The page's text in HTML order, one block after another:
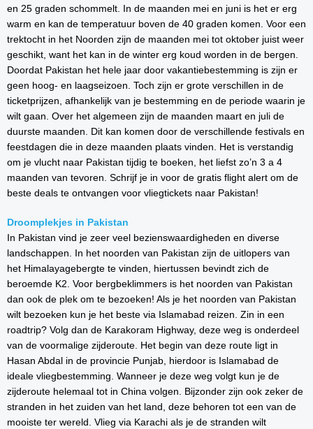
en 25 graden schommelt. In de maanden mei en juni is het er erg
warm en kan de temperatuur boven de 40 graden komen. Voor een
trektocht in het Noorden zijn de maanden mei tot oktober juist weer
geschikt, want het kan in de winter erg koud worden in de bergen.
Doordat Pakistan het hele jaar door vakantiebestemming is zijn er
geen hoog- en laagseizoen. Toch zijn er grote verschillen in de
ticketprijzen, afhankelijk van je bestemming en de periode waarin je
wilt gaan. Over het algemeen zijn de maanden maart en juli de
duurste maanden. Dit kan komen door de verschillende festivals en
feestdagen die in deze maanden plaats vinden. Het is verstandig
om je vlucht naar Pakistan tijdig te boeken, het liefst zo’n 3 a 4
maanden van tevoren. Schrijf je in voor de gratis flight alert om de
beste deals te ontvangen voor vliegtickets naar Pakistan!
Droomplekjes in Pakistan
In Pakistan vind je zeer veel bezienswaardigheden en diverse
landschappen. In het noorden van Pakistan zijn de uitlopers van
het Himalayagebergte te vinden, hiertussen bevindt zich de
beroemde K2. Voor bergbeklimmers is het noorden van Pakistan
dan ook de plek om te bezoeken! Als je het noorden van Pakistan
wilt bezoeken kun je het beste via Islamabad reizen. Zin in een
roadtrip? Volg dan de Karakoram Highway, deze weg is onderdeel
van de voormalige zijderoute. Het begin van deze route ligt in
Hasan Abdal in de provincie Punjab, hierdoor is Islamabad de
ideale vliegbestemming. Wanneer je deze weg volgt kun je de
zijderoute helemaal tot in China volgen. Bijzonder zijn ook zeker de
stranden in het zuiden van het land, deze behoren tot een van de
mooiste ter wereld. Vlieg via Karachi als je de stranden wilt